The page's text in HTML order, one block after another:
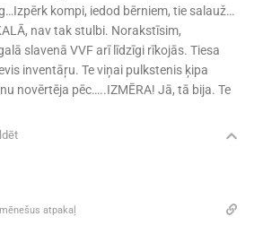
kompi, iedod bērniem, tie salauž…
nav tak stulbi. Norakstīsim,
slavenā VVF arī līdzīgi rīkojās. Tiesa
inventāŗu. Te viņai pulkstenis ķipa
novērtēja pēc…..IZMĒRA! Jā, tā bija. Te
atpakaļ